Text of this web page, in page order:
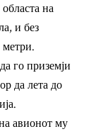
на
и без
го приземји
да лета до
авионот му